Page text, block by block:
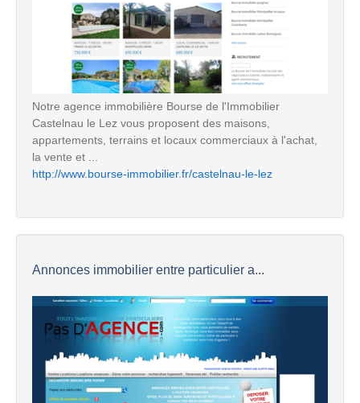
Notre agence immobilière Bourse de l'Immobilier
Castelnau le Lez vous proposent des maisons,
appartements, terrains et locaux commerciaux à l'achat,
la vente et ...
http://www.bourse-immobilier.fr/castelnau-le-lez
Annonces immobilier entre particulier a...